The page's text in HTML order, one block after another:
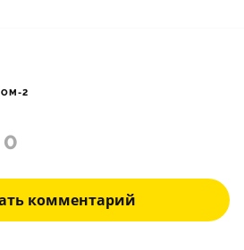
2
0
комментарий